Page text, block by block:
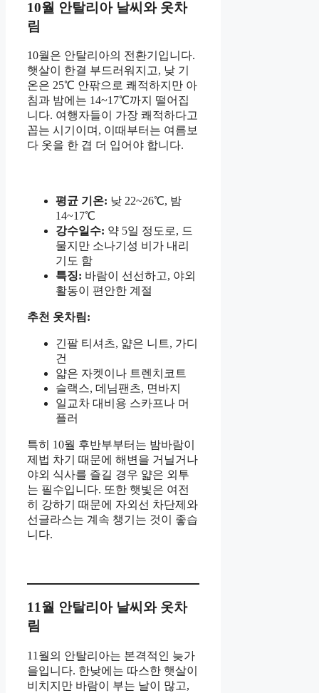
10월 안탈리아 날씨와 옷차
림
10월은 안탈리아의 전환기입니다.
햇살이 한결 부드러워지고, 낮 기
온은 25℃ 안팎으로 쾌적하지만 아
침과 밤에는 14~17℃까지 떨어집
니다. 여행자들이 가장 쾌적하다고
꼽는 시기이며, 이때부터는 여름보
다 옷을 한 겹 더 입어야 합니다.
평균 기온: 낮 22~26℃, 밤
14~17℃
강수일수: 약 5일 정도로, 드
물지만 소나기성 비가 내리
기도 함
특징: 바람이 선선하고, 야외
활동이 편안한 계절
추천 옷차림:
긴팔 티셔츠, 얇은 니트, 가디
건
얇은 자켓이나 트렌치코트
슬랙스, 데님팬츠, 면바지
일교차 대비용 스카프나 머
플러
특히 10월 후반부부터는 밤바람이
제법 차기 때문에 해변을 거닐거나
야외 식사를 즐길 경우 얇은 외투
는 필수입니다. 또한 햇빛은 여전
히 강하기 때문에 자외선 차단제와
선글라스는 계속 챙기는 것이 좋습
니다.
11월 안탈리아 날씨와 옷차
림
11월의 안탈리아는 본격적인 늦가
을입니다. 한낮에는 따스한 햇살이
비치지만 바람이 부는 날이 많고,